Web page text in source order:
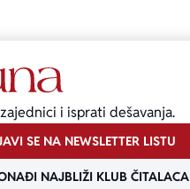
i isprati dešavanja.
SE NA NEWSLETTER LISTU
NAJBLIŽI KLUB ČITALACA